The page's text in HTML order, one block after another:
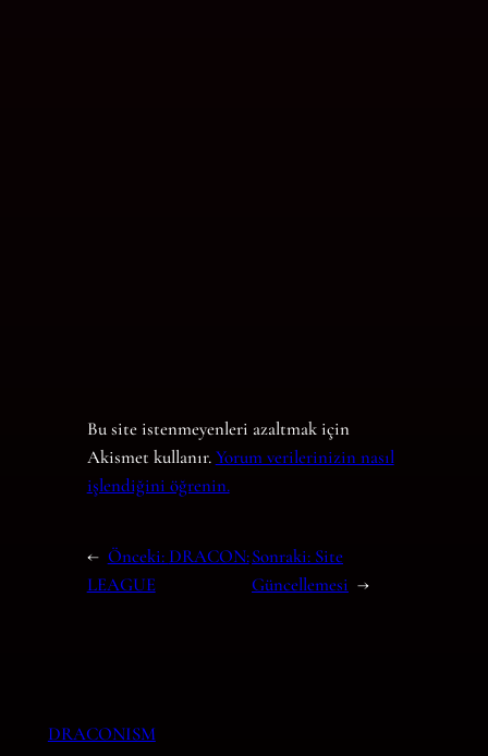
Bu site istenmeyenleri azaltmak için
Akismet kullanır.Yorum verilerinizin nasıl
işlendiğini öğrenin.
← Önceki: DRACON:
LEAGUE
Sonraki: Site
Güncellemesi →
DRACONISM